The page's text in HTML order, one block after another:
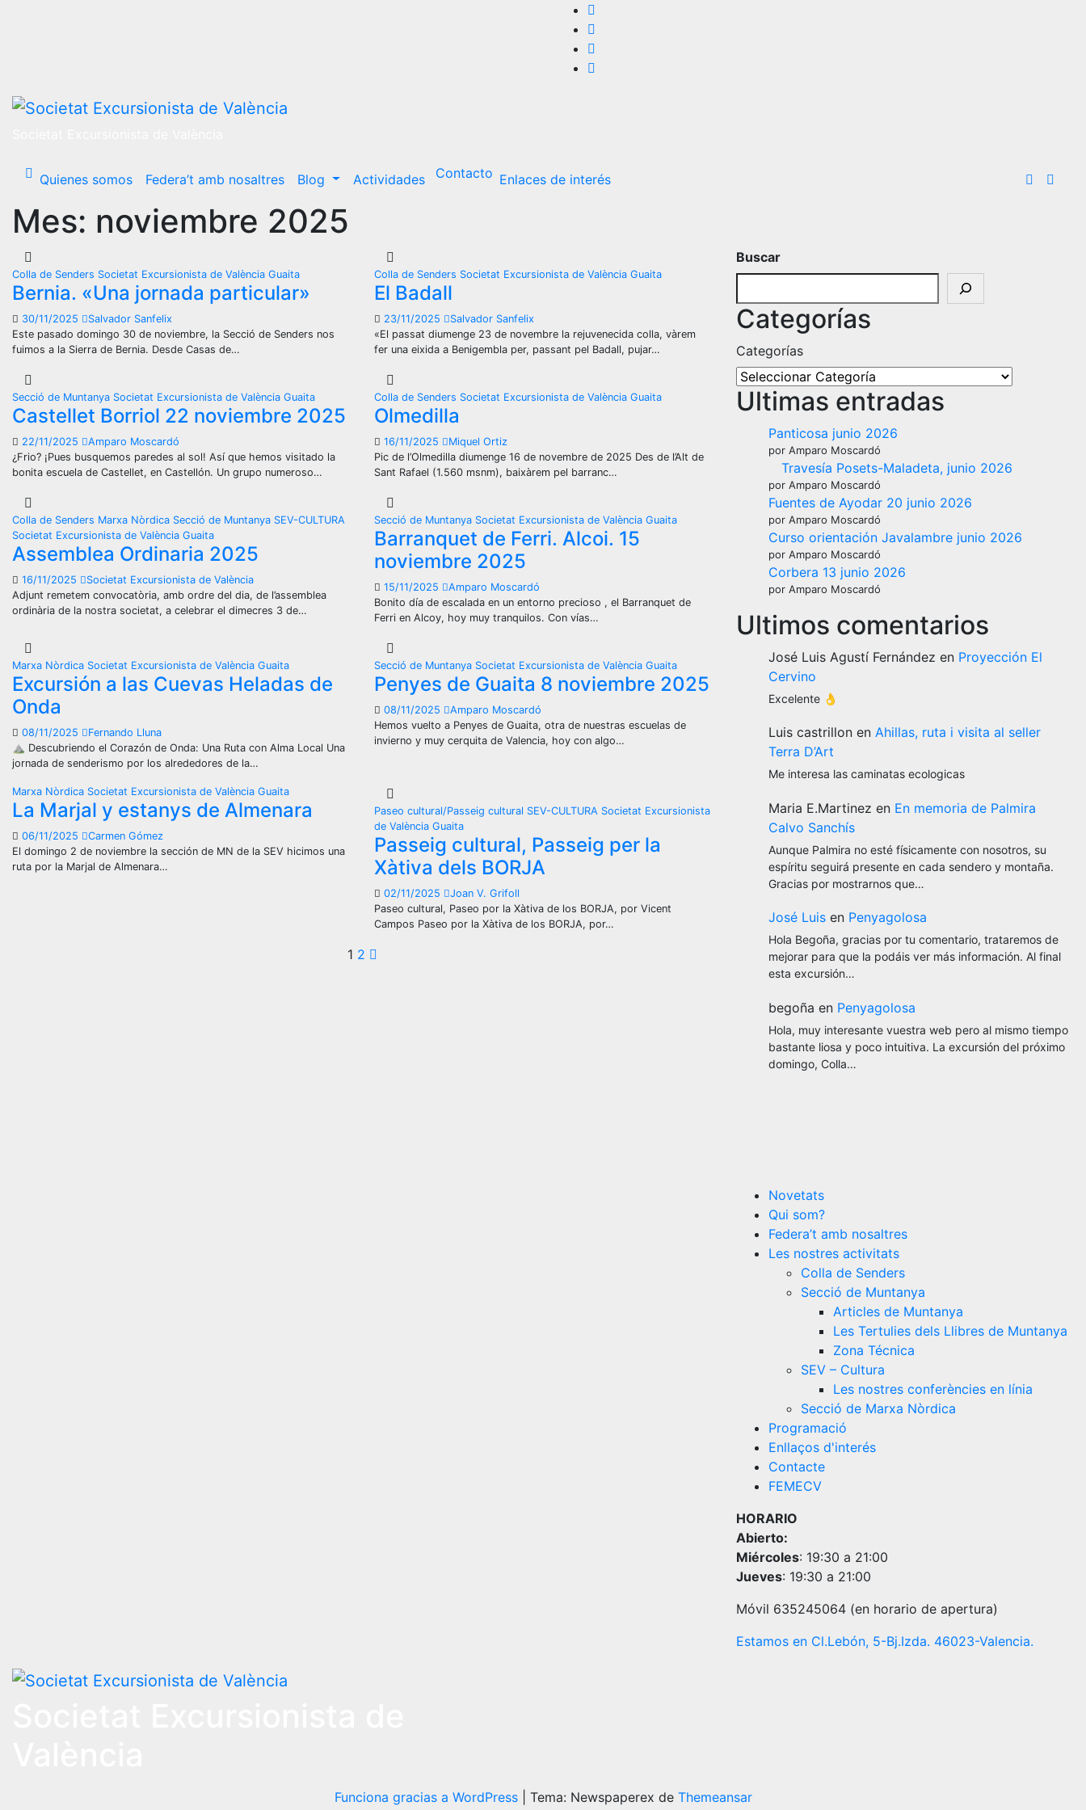
Quienes somos Federa’t amb nosaltres Blog Actividades Contacto Enlaces de interés
Mes: noviembre 2025
Colla de Senders Societat Excursionista de València Guaita
Bernia. «Una jornada particular»
30/11/2025
Salvador Sanfelix
Este pasado domingo 30 de noviembre, la Secció de Senders nos
fuimos a la Sierra de Bernia. Desde Casas de…
Colla de Senders Societat Excursionista de València Guaita
El Badall
23/11/2025
Salvador Sanfelix
«El passat diumenge 23 de novembre la rejuvenecida colla, vàrem
fer una eixida a Benigembla per, passant pel Badall, pujar…
Secció de Muntanya Societat Excursionista de València Guaita
Castellet Borriol 22 noviembre 2025
22/11/2025
Amparo Moscardó
¿Frio? ¡Pues busquemos paredes al sol! Así que hemos visitado la
bonita escuela de Castellet, en Castellón. Un grupo numeroso…
Colla de Senders Societat Excursionista de València Guaita
Olmedilla
16/11/2025
Miquel Ortiz
Pic de l’Olmedilla diumenge 16 de novembre de 2025 Des de l’Alt de
Sant Rafael (1.560 msnm), baixàrem pel barranc…
Colla de Senders Marxa Nòrdica Secció de Muntanya SEV-CULTURA
Societat Excursionista de València Guaita
Assemblea Ordinaria 2025
16/11/2025
Societat Excursionista de València
Adjunt remetem convocatòria, amb ordre del dia, de l’assemblea
ordinària de la nostra societat, a celebrar el dimecres 3 de…
Secció de Muntanya Societat Excursionista de València Guaita
Barranquet de Ferri. Alcoi. 15
noviembre 2025
15/11/2025
Amparo Moscardó
Bonito día de escalada en un entorno precioso , el Barranquet de
Ferri en Alcoy, hoy muy tranquilos. Con vías…
Marxa Nòrdica Societat Excursionista de València Guaita
Excursión a las Cuevas Heladas de
Onda
08/11/2025
Fernando Lluna
⛰️ Descubriendo el Corazón de Onda: Una Ruta con Alma Local Una
jornada de senderismo por los alrededores de la…
Secció de Muntanya Societat Excursionista de València Guaita
Penyes de Guaita 8 noviembre 2025
08/11/2025
Amparo Moscardó
Hemos vuelto a Penyes de Guaita, otra de nuestras escuelas de
invierno y muy cerquita de Valencia, hoy con algo…
Marxa Nòrdica Societat Excursionista de València Guaita
La Marjal y estanys de Almenara
06/11/2025
Carmen Gómez
El domingo 2 de noviembre la sección de MN de la SEV hicimos una
ruta por la Marjal de Almenara…
Paseo cultural/Passeig cultural SEV-CULTURA Societat Excursionista
de València Guaita
Passeig cultural, Passeig per la
Xàtiva dels BORJA
02/11/2025
Joan V. Grifoll
Paseo cultural, Paseo por la Xàtiva de los BORJA, por Vicent
Campos Paseo por la Xàtiva de los BORJA, por…
Paginación
1 2
Buscar
Categorías
Categorías
Ultimas entradas
Panticosa junio 2026
por Amparo Moscardó
Travesía Posets-Maladeta, junio 2026
por Amparo Moscardó
Fuentes de Ayodar 20 junio 2026
por Amparo Moscardó
Curso orientación Javalambre junio 2026
por Amparo Moscardó
Corbera 13 junio 2026
por Amparo Moscardó
Ultimos comentarios
José Luis Agustí Fernández en Proyección El
Cervino
Excelente 👌
Luis castrillon en Ahillas, ruta i visita al seller
Terra D’Art
Me interesa las caminatas ecologicas
Maria E.Martinez en En memoria de Palmira
Calvo Sanchís
Aunque Palmira no esté físicamente con nosotros, su
espíritu seguirá presente en cada sendero y montaña.
Gracias por mostrarnos que…
José Luis en Penyagolosa
Hola Begoña, gracias por tu comentario, trataremos de
mejorar para que la podáis ver más información. Al final
esta excursión…
begoña en Penyagolosa
Hola, muy interesante vuestra web pero al mismo tiempo
bastante liosa y poco intuitiva. La excursión del próximo
domingo, Colla…
Novetats
Qui som?
Federa’t amb nosaltres
Les nostres activitats
Colla de Senders
Secció de Muntanya
Articles de Muntanya
Les Tertulies dels Llibres de Muntanya
Zona Técnica
SEV – Cultura
Les nostres conferències en línia
Secció de Marxa Nòrdica
Programació
Enllaços d'interés
Contacte
FEMECV
HORARIO
Abierto:
Miércoles: 19:30 a 21:00
Jueves: 19:30 a 21:00
Móvil 635245064 (en horario de apertura)
Estamos en Cl.Lebón, 5-Bj.Izda. 46023-Valencia.
Funciona gracias a WordPress Tema: Newspaperex de Themeansar